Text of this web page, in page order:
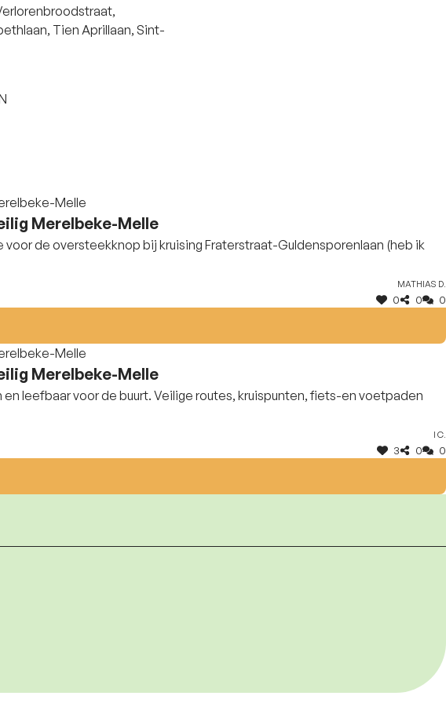
Tien Aprillaan, Sint-
Melle
Merelbeke-Melle
de oversteekknop bij kruising Fraterstraat-Guldensporenlaan (heb ik
Mathias D.
0 0 0
Melle
Merelbeke-Melle
leefbaar voor de buurt. Veilige routes, kruispunten, fiets-en voetpaden
I C.
3 0 0